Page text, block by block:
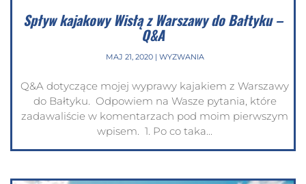
Spływ kajakowy Wisłą z Warszawy do Bałtyku –
Q&A
MAJ 21, 2020| WYZWANIA
Q&A dotyczące mojej wyprawy kajakiem z Warszawy
do Bałtyku. Odpowiem na Wasze pytania, które
zadawaliście w komentarzach pod moim pierwszym
wpisem. 1. Po co taka...